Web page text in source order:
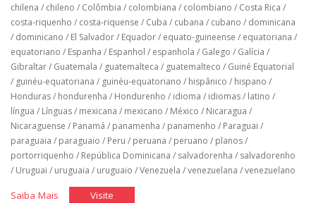
chilena / chileno / Colômbia / colombiana / colombiano / Costa Rica /
costa-riquenho / costa-riquense / Cuba / cubana / cubano / dominicana
/ dominicano / El Salvador/ Equador/ equato-guineense / equatoriana /
equatoriano / Espanha / Espanhol / espanhola / Galego / Galícia /
Gibraltar/ Guatemala / guatemalteca / guatemalteco / Guiné Equatorial
/ guinéu-equatoriana / guinéu-equatoriano / hispânico / hispano /
Honduras/ hondurenha / Hondurenho / idioma / idiomas/ latino /
língua / Línguas/ mexicana / mexicano / México / Nicaragua /
Nicaraguense / Panamá / panamenha / panamenho / Paraguai /
paraguaia / paraguaio / Peru / peruana / peruano / planos/
portorriquenho / República Dominicana / salvadorenha / salvadorenho
/ Uruguai / uruguaia / uruguaio /Venezuela /venezuelana /venezuelano
Saiba Mais"EspanholVisite"Espanhol